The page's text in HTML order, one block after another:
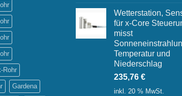
Rohr
Gardena
Wetterstation,
für x-Core
misst
Temperatur und
Niederschlag
235,76 €
inkl. 20 % MwSt.